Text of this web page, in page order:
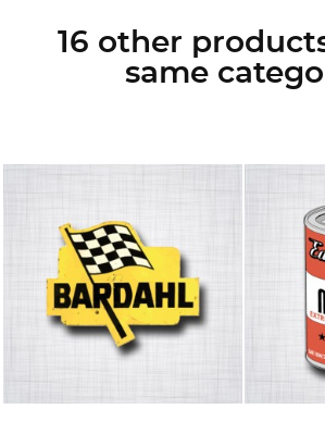
16 other
same